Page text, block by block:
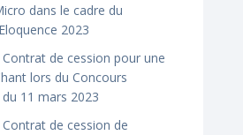
dans le cadre du
2023
de cession pour une
lors du Concours
du 11 mars 2023
de cession de